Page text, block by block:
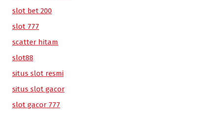
slot bet 200
slot 777
scatter hitam
slot88
situs slot resmi
situs slot gacor
slot gacor 777